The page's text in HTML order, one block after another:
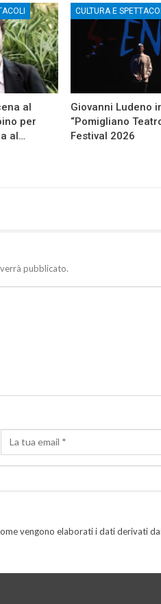
al
per
al…
CULTURA E
Giovanni Ludeno
“Pomigliano
Festival 2026
pubblicato.
vengono elaborati i dati derivati